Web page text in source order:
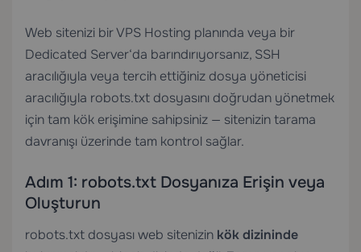
Web sitenizi birVPS Hosting planında veya bir
Dedicated Server‘da barındırıyorsanız, SSH
aracılığıyla veya tercih ettiğiniz dosya yöneticisi
aracılığıyla robots.txt dosyasını doğrudan yönetmek
için tam kök erişimine sahipsiniz — sitenizin tarama
davranışı üzerinde tam kontrol sağlar.
Adım 1: robots.txt Dosyanıza Erişin veya
Oluşturun
robots.txt dosyası web sitenizin kök dizininde